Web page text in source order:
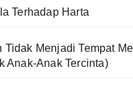
Terhadap Harta
Tidak Menjadi Tempat
Anak-Anak Tercinta)